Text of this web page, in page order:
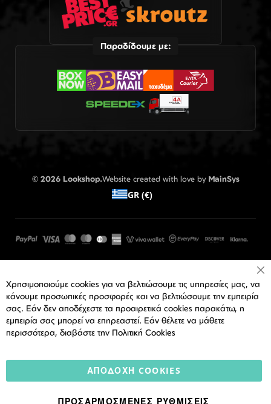
Παραδίδουμε με:
© 2026 Lookshop.Website created with love by MainSys
GR (€)
Χρησιμοποιούμε cookies για να βελτιώσουμε τις υπηρεσίες μας, να
κάνουμε προσωπικές προσφορές και να βελτιώσουμε την εμπειρία
σας. Εάν δεν αποδέχεστε τα προαιρετικά cookies παρακάτω, η
εμπειρία σας μπορεί να επηρεαστεί. Εάν θέλετε να μάθετε
περισσότερα, διαβάστε την Πολιτική Cookies
ΑΠΟΔΟΧΉ COOKIES
ΠΡΟΣΑΡΜΟΣΜΈΝΕΣ ΡΥΘΜΊΣΕΙΣ